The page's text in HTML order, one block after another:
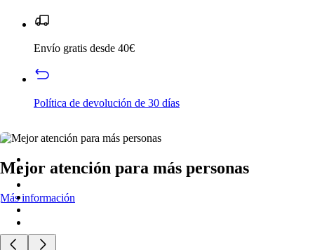
Envío gratis desde 40€
Política de devolución de 30 días
Mejor atención para más personas
Más información